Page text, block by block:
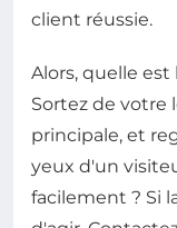
client réussie.
Alors, quelle
Sortez de votre
principale, et
yeux d'un
facilement ? Si